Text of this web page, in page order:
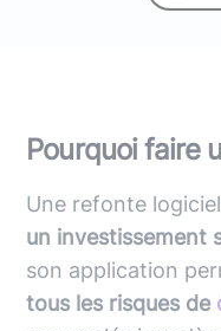
Pourquoi faire
Une refonte
un investissement
son application
tous les risques de